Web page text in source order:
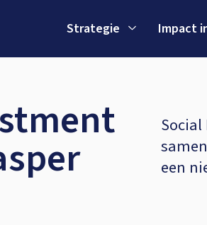
Strategie Impact
een